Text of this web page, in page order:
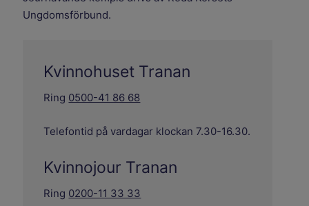
Ungdomsförbund.
Kvinnohuset Tranan
Ring 0500-41 86 68
Telefontid på vardagar klockan 7.30-16.30.
Kvinnojour Tranan
Ring 0200-11 33 33